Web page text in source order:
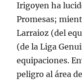
Irigoyen ha
Promesas;
Larraioz (del
(de la Liga
equipaciones.
peligro al área